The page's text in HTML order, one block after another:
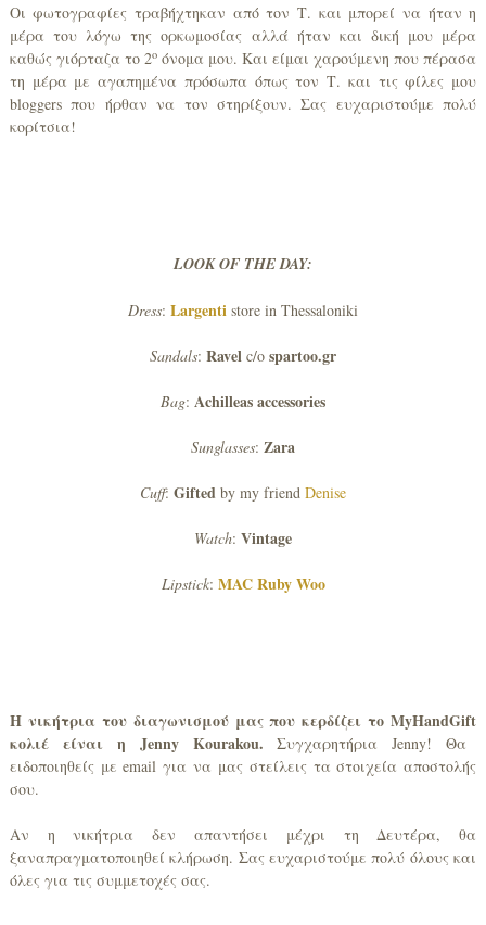
Οι φωτογραφίες τραβήχτηκαν από τον Τ. και μπορεί να ήταν η
μέρα του λόγω της ορκωμοσίας αλλά ήταν και δική μου μέρα
καθώς γιόρταζα το 2οόνομα μου. Και είμαι χαρούμενη που πέρασα
τη μέρα με αγαπημένα πρόσωπα όπως τον Τ. και τις φίλες μου
bloggers που ήρθαν να τον στηρίξουν. Σας ευχαριστούμε πολύ
κορίτσια!
LOOK OF THE DAY:
Dress: Largenti store in Thessaloniki
Sandals: Ravel c/o spartoo.gr
Bag: Achilleasaccessories
Sunglasses: Zara
Cuff: Gifted by my friend Denise
Watch: Vintage
Lipstick: MAC Ruby Woo
Η νικήτρια του διαγωνισμού μας που κερδίζει τοMyHandGift
κολιέ είναι η Jenny Kourakou. Συγχαρητήρια Jenny! Θα
ειδοποιηθείς με email για να μας στείλεις τα στοιχεία αποστολής
σου.
Αν η νικήτρια δεν απαντήσει μέχρι τη Δευτέρα, θα
ξαναπραγματοποιηθεί κλήρωση. Σας ευχαριστούμε πολύ όλους και
όλες για τις συμμετοχές σας.